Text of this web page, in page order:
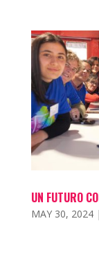
UN FUTURO
MAY 30, 2024|